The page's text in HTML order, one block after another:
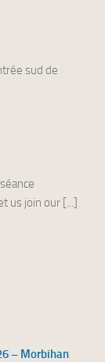
sud de
us join our [...]
– Morbihan